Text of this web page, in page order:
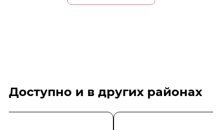
Доступно и в других районах